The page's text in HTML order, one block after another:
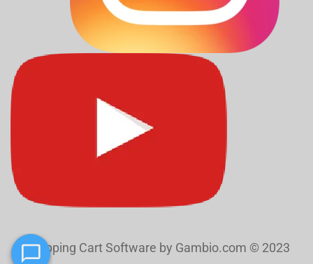
Shopping Cart Software by Gambio.com © 2023